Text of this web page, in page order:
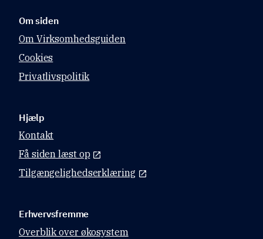
Om siden
Om Virksomhedsguiden
Cookies
Privatlivspolitik
Hjælp
Kontakt
Få siden læst op
Tilgængelighedserklæring
Erhvervsfremme
Overblik over økosystem